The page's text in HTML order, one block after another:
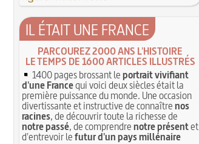
IL ÉTAIT UNE FRANCE
PARCOUREZ 2000 ANS L'HISTOIRE
LE TEMPS DE 1600 ARTICLES ILLUSTRÉS
1400 pages brossant leportrait vivifiant
d'une Francequi voici deux siècles était la
première puissance du monde. Une occasion
divertissante et instructive de connaîtrenos
racines, de découvrir toute la richesse de
notre passé, de comprendrenotre présentet
d'entrevoir lefutur d'un pays millénaire